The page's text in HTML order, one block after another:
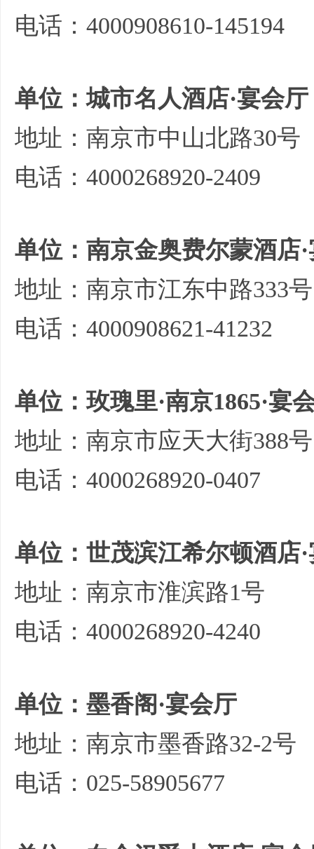
电话：4000908610-145194
单位：城市名人酒店·宴会厅
地址：南京市中山北路30号
电话：4000268920-2409
单位：南京金奥费尔蒙酒店
地址：南京市江东中路333号
电话：4000908621-41232
单位：玫瑰里·南京1865·宴
地址：南京市应天大街388号
电话：4000268920-0407
单位：世茂滨江希尔顿酒店
地址：南京市淮滨路1号
电话：4000268920-4240
单位：墨香阁·宴会厅
地址：南京市墨香路32-2号
电话：025-58905677